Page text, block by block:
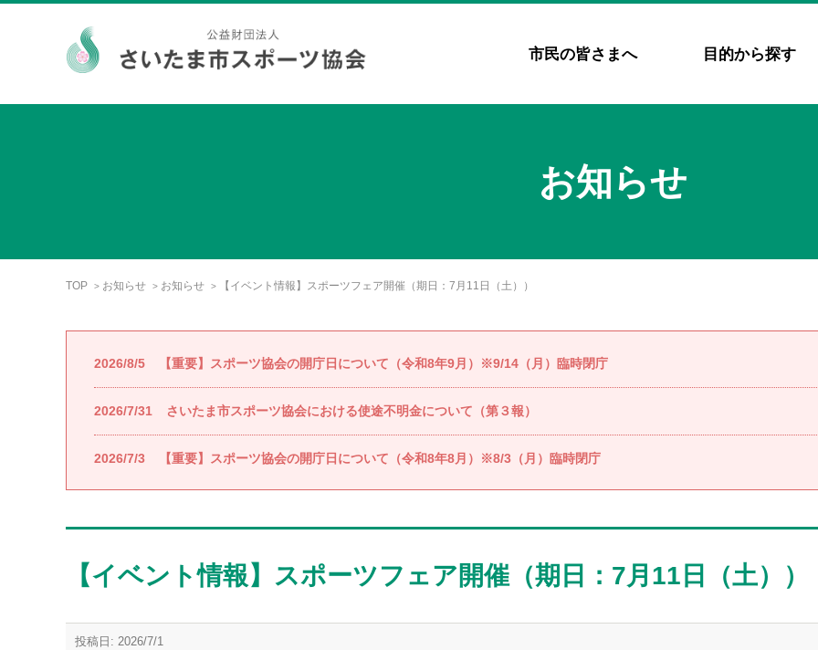
市民の皆さまへ 目的から探す
お知らせ
TOP > お知らせ > お知らせ > 【イベント情報】スポーツフェア開催（期日：7月11日（土））
2026/8/5 【重要】スポーツ協会の開庁日について（令和8年9月）※9/14（月）臨時閉庁
2026/7/31 さいたま市スポーツ協会における使途不明金について（第３報）
2026/7/3 【重要】スポーツ協会の開庁日について（令和8年8月）※8/3（月）臨時閉庁
【イベント情報】スポーツフェア開催（期日：7月11日（土））
投稿日: 2026/7/1